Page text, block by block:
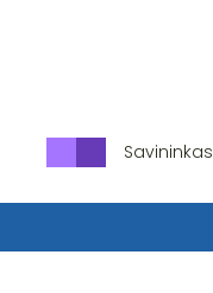
Savininkas